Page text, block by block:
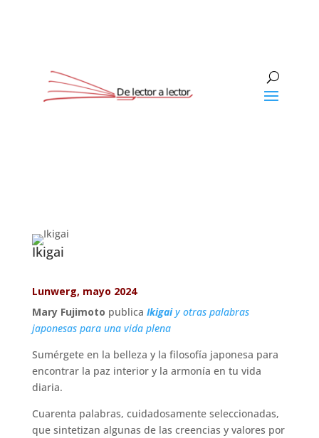
Ikigai
Lunwerg, mayo 2024
Mary Fujimoto publica Ikigaiy otras palabras
japonesas para una vida plena
Sumérgete en la belleza y la filosofía japonesa para
encontrar la paz interior y la armonía en tu vida
diaria.
Cuarenta palabras, cuidadosamente seleccionadas,
que sintetizan algunas de las creencias y valores por